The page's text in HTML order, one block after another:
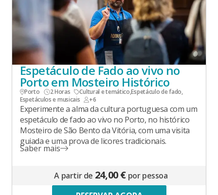
Espetáculo de Fado ao vivo no
Porto em Mosteiro Histórico
Porto 2 Horas Cultural e temático,Espetáculo de fado,
Espetáculos e musicais
+6
Experimente a alma da cultura portuguesa com um
espetáculo de fado ao vivo no Porto, no histórico
Mosteiro de São Bento da Vitória, com uma visita
guiada e uma prova de licores tradicionais.
Saber mais
A partir de 24,00 € por pessoa